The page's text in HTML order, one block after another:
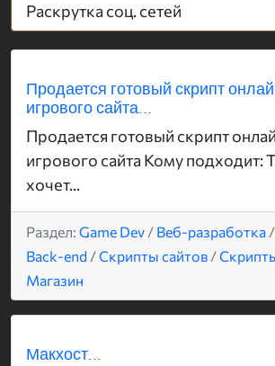
Раскрутка соц. сетей
Продается готовый скрипт
игрового сайта...
Продается готовый скрипт
игрового сайта Кому подходит:
хочет...
Раздел: Game Dev / Веб-разработка /
Back-end /Скрипты сайтов /
Магазин
Макхост...